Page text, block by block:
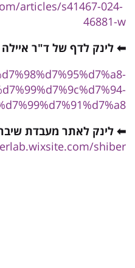
articles/s41467-024-
46881-w
⬅ לינק לדף של ד"ר
⬅ לינק לאתר מעבדת
shiber